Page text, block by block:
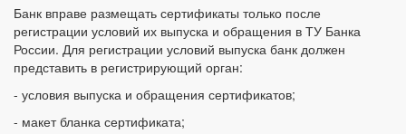
Банк вправе размещать сертификаты только после
регистрации условий их выпуска и обращения в ТУ Банка
России. Для регистрации условий выпуска банк должен
представить в регистрирующий орган:
- условия выпуска и обращения сертификатов;
- макет бланка сертификата;